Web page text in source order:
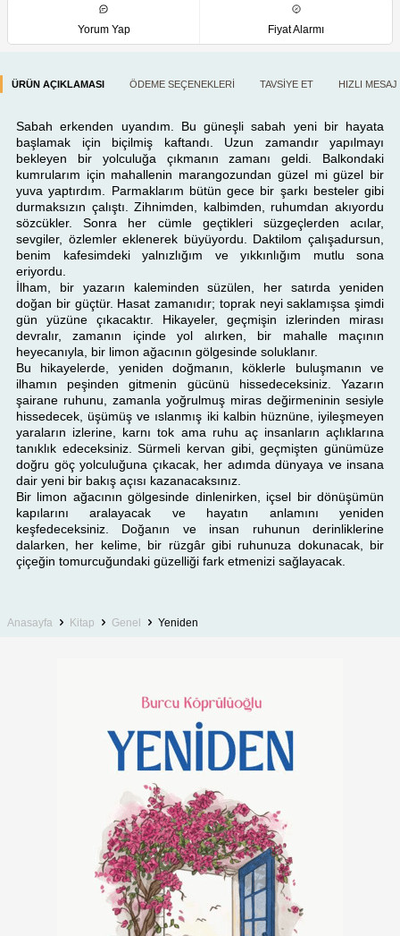
Yorum Yap Fiyat Alarmı
ÜRÜN AÇIKLAMASI ÖDEME SEÇENEKLERI TAVSIYE ET HIZLI MESAJ
Sabah erkenden uyandım. Bu güneşli sabah yeni bir hayata
başlamak için biçilmiş kaftandı. Uzun zamandır yapılmayı
bekleyen bir yolculuğa çıkmanın zamanı geldi. Balkondaki
kumrularım için mahallenin marangozundan güzel mi güzel bir
yuva yaptırdım. Parmaklarım bütün gece bir şarkı besteler gibi
durmaksızın çalıştı. Zihnimden, kalbimden, ruhumdan akıyordu
sözcükler. Sonra her cümle geçtikleri süzgeçlerden acılar,
sevgiler, özlemler eklenerek büyüyordu. Daktilom çalışadursun,
benim kafesimdeki yalnızlığım ve yıkkınlığım mutlu sona
eriyordu.
İlham, bir yazarın kaleminden süzülen, her satırda yeniden
doğan bir güçtür. Hasat zamanıdır; toprak neyi saklamışsa şimdi
gün yüzüne çıkacaktır. Hikayeler, geçmişin izlerinden mirası
devralır, zamanın içinde yol alırken, bir mahalle maçının
heyecanıyla, bir limon ağacının gölgesinde soluklanır.
Bu hikayelerde, yeniden doğmanın, köklerle buluşmanın ve
ilhamın peşinden gitmenin gücünü hissedeceksiniz. Yazarın
şairane ruhunu, zamanla yoğrulmuş miras değirmeninin sesiyle
hissedecek, üşümüş ve ıslanmış iki kalbin hüznüne, iyileşmeyen
yaraların izlerine, karnı tok ama ruhu aç insanların açlıklarına
tanıklık edeceksiniz. Sürmeli kervan gibi, geçmişten günümüze
doğru göç yolculuğuna çıkacak, her adımda dünyaya ve insana
dair yeni bir bakış açısı kazanacaksınız.
Bir limon ağacının gölgesinde dinlenirken, içsel bir dönüşümün
kapılarını aralayacak ve hayatın anlamını yeniden
keşfedeceksiniz. Doğanın ve insan ruhunun derinliklerine
dalarken, her kelime, bir rüzgâr gibi ruhunuza dokunacak, bir
çiçeğin tomurcuğundaki güzelliği fark etmenizi sağlayacak.
Anasayfa Kitap Genel Yeniden